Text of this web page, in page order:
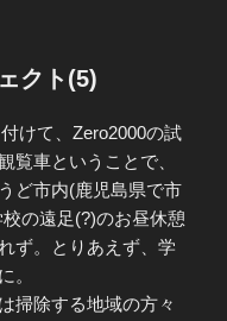
クト(5)
けて、Zero2000の試
覧車ということで、
ど市内(鹿児島県で市
の遠足(?)のお昼休憩
ず。とりあえず、学
。
掃除する地域の方々